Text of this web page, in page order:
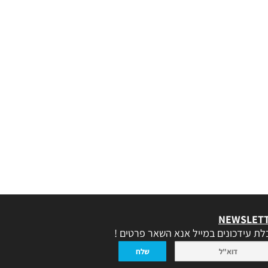
עידכונים במייל אנא השאר פרטים !